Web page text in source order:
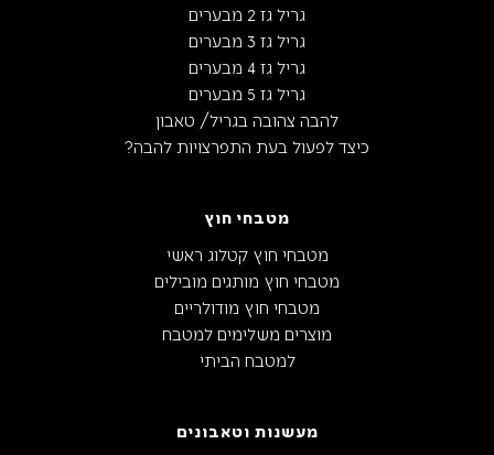
גריל גז 2 מבערים
גריל גז 3 מבערים
גריל גז 4 מבערים
גריל גז 5 מבערים
להבה צהובה בגריל/ טאבון
כיצד לפעול בעת התפרצויות להבה?
מטבחי חוץ
מטבחי חוץ קטלוג ראשי
מטבחי חוץ מותגים מובילים
מטבחי חוץ מודולריים
מוצרים משלימים למטבח
למטבח הביתי
מעשנות וטאבונים